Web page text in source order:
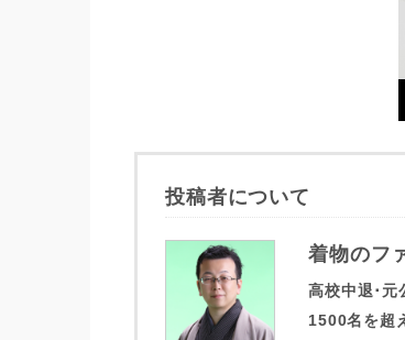
投稿者について
着物のフ
高校中退･元
1500名を超